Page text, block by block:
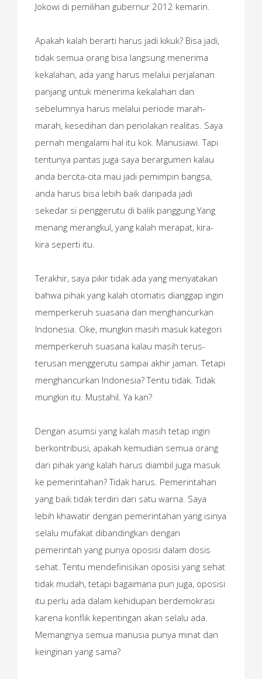
Jokowi di pemilihan gubernur 2012 kemarin.
Apakah kalah berarti harus jadi kikuk? Bisa jadi,
tidak semua orang bisa langsung menerima
kekalahan, ada yang harus melalui perjalanan
panjang untuk menerima kekalahan dan
sebelumnya harus melalui periode marah-
marah, kesedihan dan penolakan realitas. Saya
pernah mengalami hal itu kok. Manusiawi. Tapi
tentunya pantas juga saya berargumen kalau
anda bercita-cita mau jadi pemimpin bangsa,
anda harus bisa lebih baik daripada jadi
sekedar si penggerutu di balik panggung.Yang
menang merangkul, yang kalah merapat, kira-
kira seperti itu.
Terakhir, saya pikir tidak ada yang menyatakan
bahwa pihak yang kalah otomatis dianggap ingin
memperkeruh suasana dan menghancurkan
Indonesia. Oke, mungkin masih masuk kategori
memperkeruh suasana kalau masih terus-
terusan menggerutu sampai akhir jaman. Tetapi
menghancurkan Indonesia? Tentu tidak. Tidak
mungkin itu. Mustahil. Ya kan?
Dengan asumsi yang kalah masih tetap ingin
berkontribusi, apakah kemudian semua orang
dari pihak yang kalah harus diambil juga masuk
ke pemerintahan? Tidak harus. Pemerintahan
yang baik tidak terdiri dari satu warna. Saya
lebih khawatir dengan pemerintahan yang isinya
selalu mufakat dibandingkan dengan
pemerintah yang punya oposisi dalam dosis
sehat. Tentu mendefinisikan oposisi yang sehat
tidak mudah, tetapi bagaimana pun juga, oposisi
itu perlu ada dalam kehidupan berdemokrasi
karena konflik kepentingan akan selalu ada.
Memangnya semua manusia punya minat dan
keinginan yang sama?